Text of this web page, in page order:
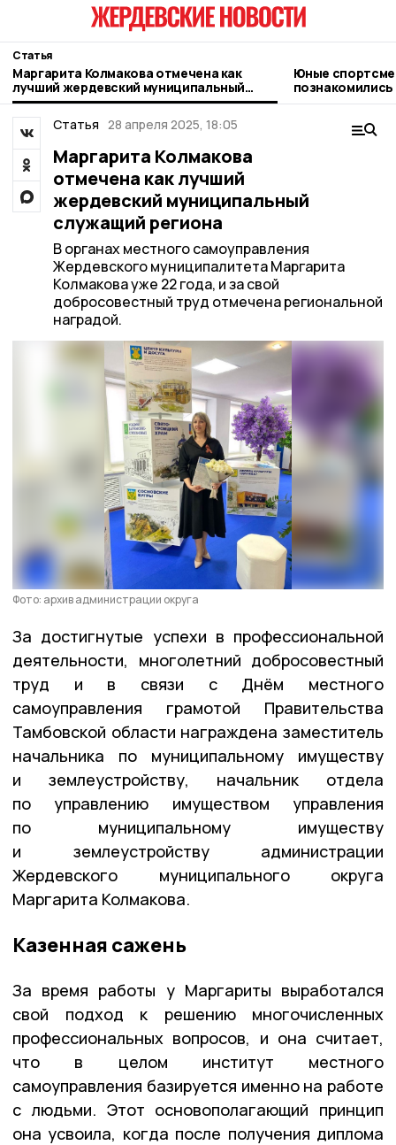
Статья
Маргарита Колмакова отмечена как
лучший жердевский муниципальный
служащий региона
Юные
глубинки и
Статья 28 апреля 2025, 18:05
Маргарита Колмакова
отмечена как лучший
жердевский муниципальный
служащий региона
В органах местного самоуправления
Жердевского муниципалитета Маргарита
Колмакова уже 22 года, и за свой
добросовестный труд отмечена региональной
наградой.
Фото: архив администрации округа
За достигнутые успехи в профессиональной
деятельности, многолетний добросовестный
труд и в связи с Днём местного
самоуправления грамотой Правительства
Тамбовской области награждена заместитель
начальника по муниципальному имуществу
и землеустройству, начальник отдела
по управлению имуществом управления
по муниципальному имуществу
и землеустройству администрации
Жердевского муниципального округа
Маргарита Колмакова.
Казенная сажень
За время работы у Маргариты выработался
свой подход к решению многочисленных
профессиональных вопросов, и она считает,
что в целом институт местного
самоуправления базируется именно на работе
с людьми. Этот основополагающий принцип
она усвоила, когда после получения диплома